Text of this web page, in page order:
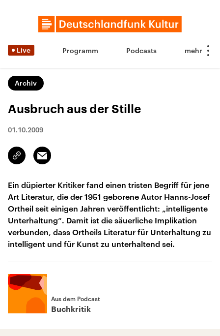
Live Programm Podcasts
Archiv
Ausbruch aus der Stille
01.10.2009
Link
kopieren/teilen
Email
Ein düpierter Kritiker fand einen tristen Begriff für jene
Art Literatur, die der 1951 geborene Autor Hanns-Josef
Ortheil seit einigen Jahren veröffentlicht: „intelligente
Unterhaltung“. Damit ist die säuerliche Implikation
verbunden, dass Ortheils Literatur für Unterhaltung zu
intelligent und für Kunst zu unterhaltend sei.
Aus dem Podcast
Buchkritik